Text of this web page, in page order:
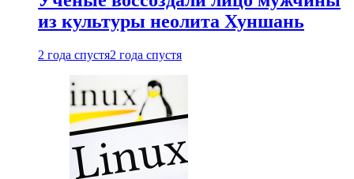
из культуры неолита Хуншань
2 года спустя2 года спустя